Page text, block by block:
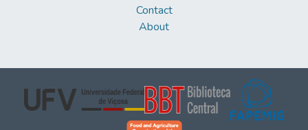
Contact
About